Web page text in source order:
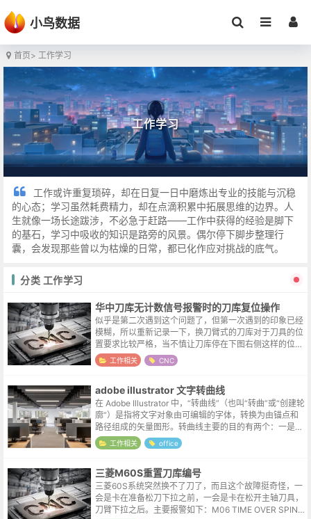
小鸟数据
首页> 工作学习
工作学习
工作或许重复琐碎，却在日复一日中磨炼出专业的技能与沉稳
的心态；学习虽然耗费精力，却在点滴积累中拓展思维的边界。人
生就像一场长途跋涉，不必急于赶路——工作中获得的经验是脚下
的基石，学习中吸收的知识是路旁的风景。偶尔停下脚步整理行
囊，会发现那些曾以为枯燥的日常，都已化作应对挑战的底气。
分类 工作学习
华中刀库无计数信号报警时的刀库复位操作
似乎是第二次遇到这个问题了，但第一次遇到的印象已经
模糊，所以重新记录一下，换刀臂式的刀库对于刀具的位
置要求比较严格，当不慎让刀库停在下图右侧这样的位置
时，就会出发无计数信号报警。报警号大概是G3018，不
确定记忆是否准确。解决的方法也...
工作相关 CNC
adobe illustrator 文字转曲线
在 Adobe Illustrator 中，“转曲线”（也叫“转曲”或“创建轮
廓”）是指将文字对象由可编辑的字体，转换为由锚点和
路径组成的矢量图形。转曲线主要的目的有两个：一是防
止文件在别的电脑上打开时，因缺少字体导致排版错乱，
这是印...
工作相关 office
三菱M60S重置刀库编号
三菱60S系统突然换不了刀了，而且这个故障挺奇怪，一
会是卡在准备松刀下拉之前，一会是卡在松开主轴刀具，
刀臂下拉之后。主要报警如下：M06 TIME OVER SPIND